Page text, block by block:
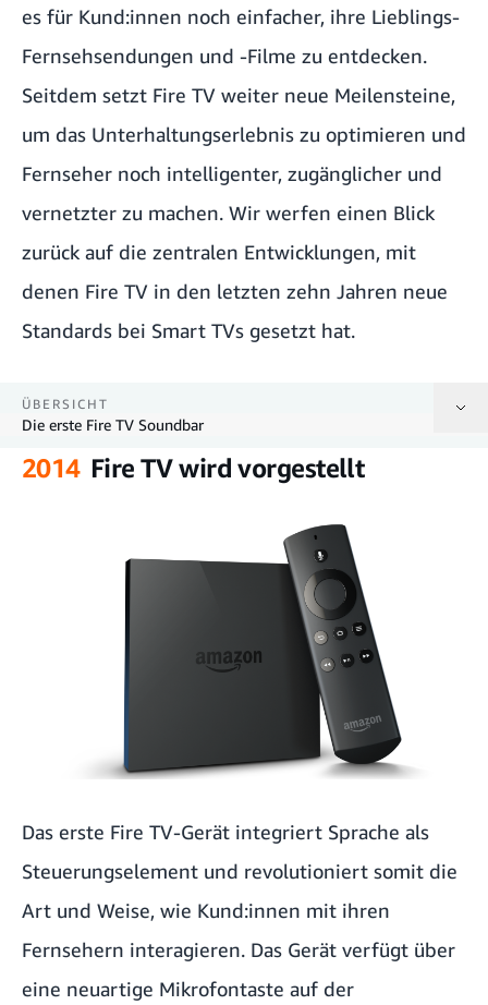
es für Kund:innen noch einfacher, ihre Lieblings-
Fernsehsendungen und -Filme zu entdecken.
Seitdem setzt Fire TV weiter neue Meilensteine,
um das Unterhaltungserlebnis zu optimieren und
Fernseher noch intelligenter, zugänglicher und
vernetzter zu machen. Wir werfen einen Blick
zurück auf die zentralen Entwicklungen, mit
denen Fire TV in den letzten zehn Jahren neue
Standards bei Smart TVs gesetzt hat.
ÜBERSICHT
Die erste Fire TV Soundbar
Fire TV wird vorgestellt
Fernfeld-Sprachsteuerung
Neue Fernsehgeräte mit Fire TV
Die neue Amazon Fire TV-Produktreihe
Die erste Fire TV Soundbar
2014 Fire TV wird vorgestellt
Das erste Fire TV-Gerät integriert Sprache als
Steuerungselement und revolutioniert somit die
Art und Weise, wie Kund:innen mit ihren
Fernsehern interagieren. Das Gerät verfügt über
eine neuartige Mikrofontaste auf der